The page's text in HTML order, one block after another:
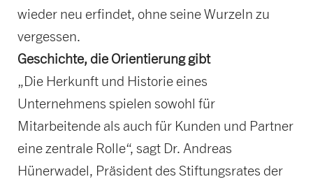
wieder neu erfindet, ohne seine Wurzeln zu
vergessen.
Geschichte, die Orientierung gibt
„Die Herkunft und Historie eines
Unternehmens spielen sowohl für
Mitarbeitende als auch für Kunden und Partner
eine zentrale Rolle“, sagt Dr. Andreas
Hünerwadel, Präsident des Stiftungsrates der